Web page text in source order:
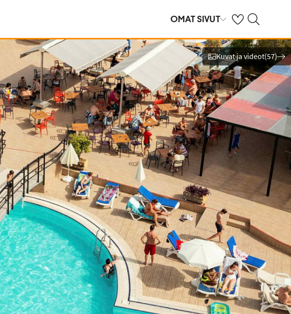
OMAT SIVUT OmatHaku
Kuvat ja videot(57)